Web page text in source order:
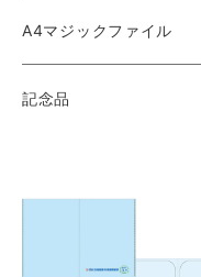
A4マジックファイル
記念品